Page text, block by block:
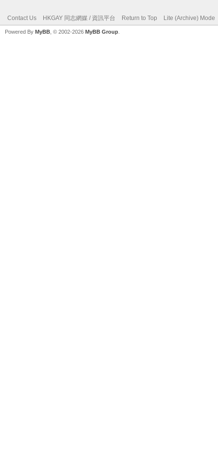
Contact Us HKGAY 同志網媒 / 資訊平台 Return to Top Lite (Archive) Mode
Powered By MyBB , © 2002-2026 MyBB Group